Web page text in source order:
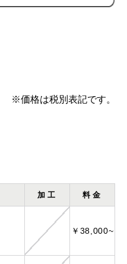
※価格は税別表記です。
加工 料金
￥38,000~